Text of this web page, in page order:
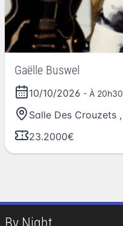
Gaëlle Buswel
10/10/2026 - À 20h30
Salle Des Crouzets ,
23.2000€